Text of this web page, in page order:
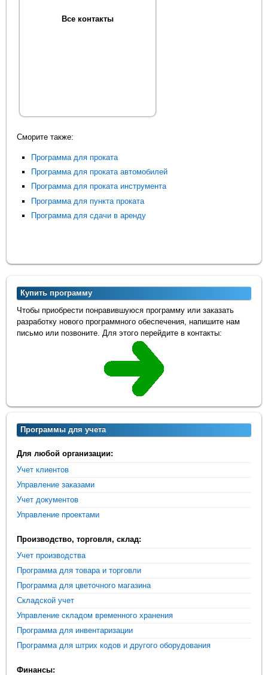
Все контакты
Сморите также:
Программа для проката
Программа для проката автомобилей
Программа для проката инструмента
Программа для пункта проката
Программа для сдачи в аренду
Купить программу
Чтобы приобрести понравившуюся программу или заказать
разработку нового программного обеспечения, напишите нам
письмо или позвоните. Для этого перейдите в контакты:
Программы для учета
Для любой организации:
Учет клиентов
Управление заказами
Учет документов
Управление проектами
Производство, торговля, склад:
Учет производства
Программа для товара и торговли
Программа для цветочного магазина
Складской учет
Управление складом временного хранения
Программа для инвентаризации
Программа для штрих кодов и другого оборудования
Финансы: